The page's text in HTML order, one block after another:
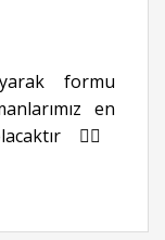
formu
en
👉🏻